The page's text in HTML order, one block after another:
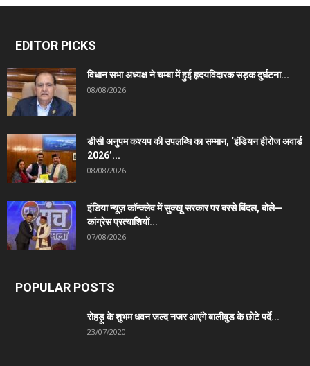
EDITOR PICKS
विधान सभा अध्यक्ष ने चम्बा में हुई हृदयविदारक सड़क दुर्घटना...
08/08/2026
डीसी अनुपम कश्यप की उपलब्धि का सम्मान, ‘इंडियन हीरोज अवार्ड
2026’...
08/08/2026
इंडिया न्यूज़ कॉन्क्लेव में सुक्खू सरकार पर बरसे बिंदल, बोले—
कांग्रेस प्रत्याशियों...
07/08/2026
POPULAR POSTS
रोहड़ू के शुभम धवन जल्द नजर आएंगे बालीवुड के छोटे पर्दे...
23/07/2020